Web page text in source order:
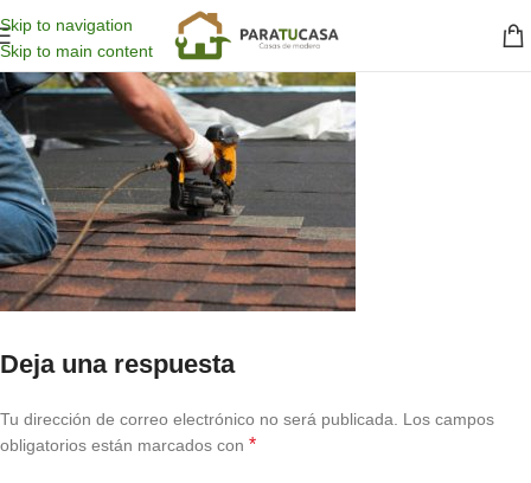
Skip to navigation
Skip to main content
Deja una respuesta
Tu dirección de correo electrónico no será publicada.
Los campos
obligatorios están marcados con *